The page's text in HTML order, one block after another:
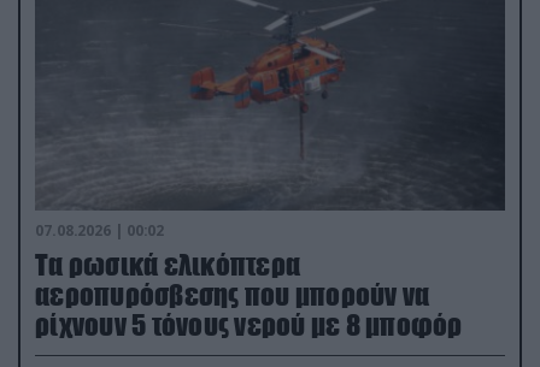
07.08.2026 | 00:02
Τα ρωσικά ελικόπτερα
αεροπυρόσβεσης που μπορούν να
ρίχνουν 5 τόνους νερού με 8 μποφόρ